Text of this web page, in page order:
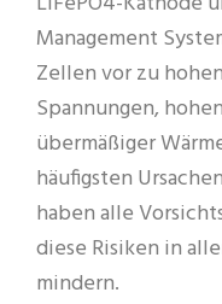
Management
Zellen vor zu
Spannungen,
übermäßiger
häufigsten
haben alle
diese Risiken in
mindern.